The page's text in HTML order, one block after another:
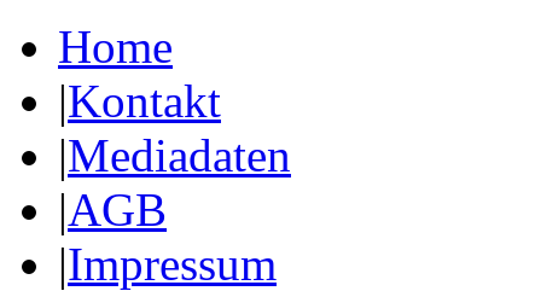
Home
|Kontakt
|Mediadaten
|AGB
|Impressum